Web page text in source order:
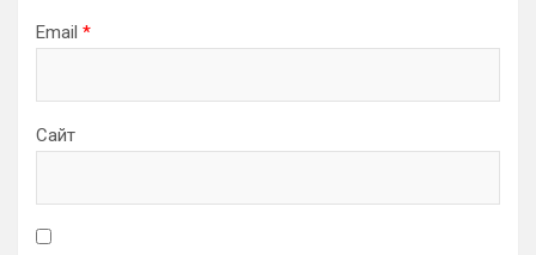
Email *
Сайт